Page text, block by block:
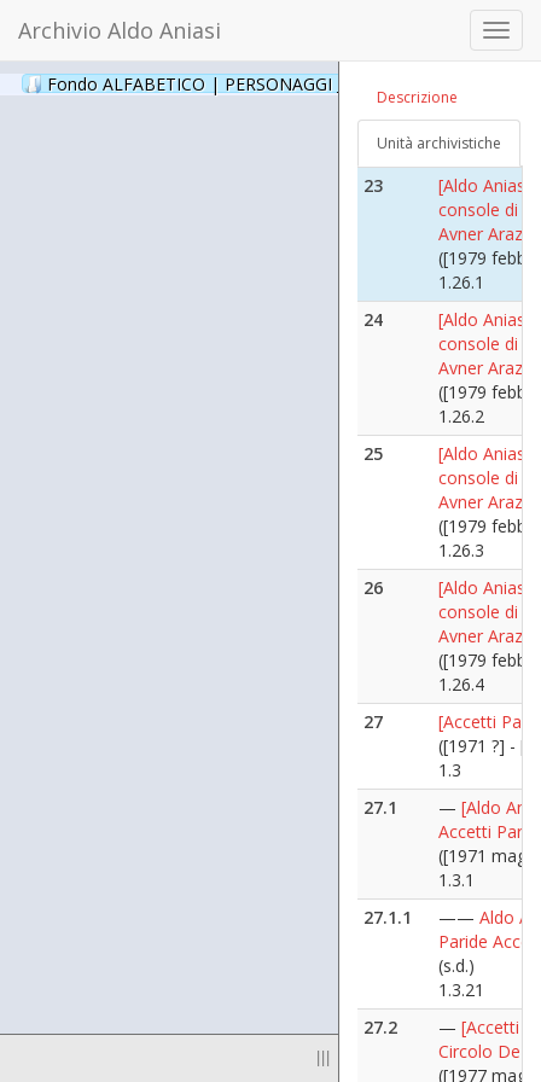
Archivio Aldo Aniasi
Fondo ALFABETICO | PERSONAGGI _ Archivio Fotografico
|||
Descrizione
Unità archivistiche
[Franco
([1992 ?])
1.25.3
22
[Avner Arazi]
([1979
1.26
23
[Aldo Aniasi
console di
Avner Arazi]
([1979
1.26.1
24
[Aldo Aniasi
console di
Avner Arazi]
([1979
1.26.2
25
[Aldo Aniasi
console di
Avner Arazi]
([1979
1.26.3
26
[Aldo Aniasi
console di
Avner Arazi]
([1979
1.26.4
27
[Accetti
([1971 ?] -
1.3
27.1
— [Aldo
Accetti
([1971
1.3.1
27.1.1
—— Aldo
Paride
(s.d.)
1.3.21
27.2
— [Accetti
Circolo De
([1977